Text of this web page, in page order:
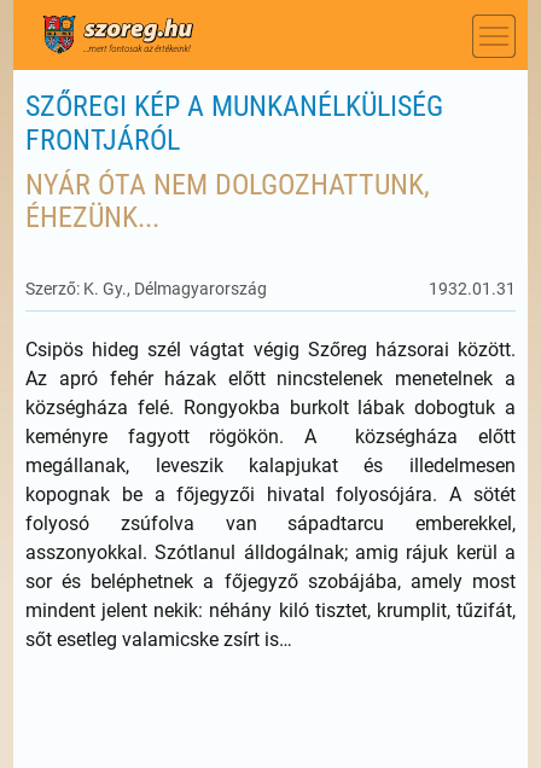
SZŐREGI KÉP A MUNKANÉLKÜLISÉG
FRONTJÁRÓL
NYÁR ÓTA NEM DOLGOZHATTUNK,
ÉHEZÜNK...
Szerző: K. Gy., Délmagyarország 1932.01.31
Csipös hideg szél vágtat végig Szőreg házsorai között.
Az apró fehér házak előtt nincstelenek menetelnek a
községháza felé. Rongyokba burkolt lábak dobogtuk a
keményre fagyott rögökön. A községháza előtt
megállanak, leveszik kalapjukat és illedelmesen
kopognak be a főjegyzői hivatal folyosójára. A sötét
folyosó zsúfolva van sápadtarcu emberekkel,
asszonyokkal. Szótlanul álldogálnak; amig rájuk kerül a
sor és beléphetnek a főjegyző szobájába, amely most
mindent jelent nekik: néhány kiló tisztet, krumplit, tűzifát,
sőt esetleg valamicske zsírt is…